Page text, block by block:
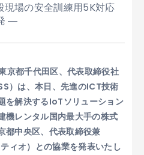
場の安全訓練用5K対応
―
京都千代田区、代表取締役社
）は、本日、先進のICT技術
を解決するIoTソリューション
機レンタル国内最大手の株式
都中央区、代表取締役兼
ィオ）との協業を発表いたし